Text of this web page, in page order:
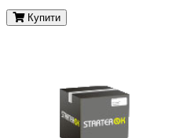
Купити